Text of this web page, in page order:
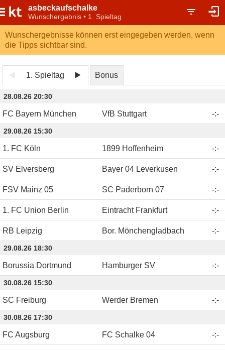
asbeckaufschalke
Wunschergebnis • 1. Spieltag
Wunschergebnisse können erst eingegeben werden, wenn
die Tipps sichtbar sind.
1. Spieltag Bonus
28.08.26 20:30
FC Bayern München VfB Stuttgart -:-
29.08.26 15:30
1. FC Köln 1899 Hoffenheim -:-
SV Elversberg Bayer 04 Leverkusen -:-
FSV Mainz 05 SC Paderborn 07 -:-
1. FC Union Berlin Eintracht Frankfurt -:-
RB Leipzig Bor. Mönchengladbach -:-
29.08.26 18:30
Borussia Dortmund Hamburger SV -:-
30.08.26 15:30
SC Freiburg Werder Bremen -:-
30.08.26 17:30
FC Augsburg FC Schalke 04 -:-